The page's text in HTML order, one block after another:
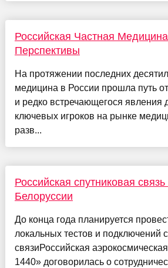
Российская Частная
Перспективы
На протяжении последних
медицина в России прошла путь
и редко встречающегося явления
ключевых игроков на рынке
разв...
Российская спутниковая
Белоруссии
До конца года планируется
локальных тестов и подключений
связиРоссийская
1440» договорилась о